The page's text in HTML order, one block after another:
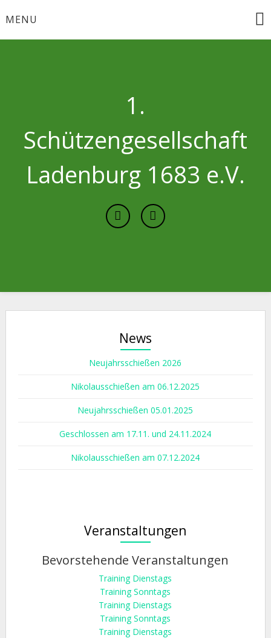
toMENU
1.
Schützengesellschaft
Ladenburg 1683 e.V.
News
Neujahrsschießen 2026
Nikolausschießen am 06.12.2025
Neujahrsschießen 05.01.2025
Geschlossen am 17.11. und 24.11.2024
Nikolausschießen am 07.12.2024
Veranstaltungen
Bevorstehende Veranstaltungen
Training Dienstags
Training Sonntags
Training Dienstags
Training Sonntags
Training Dienstags